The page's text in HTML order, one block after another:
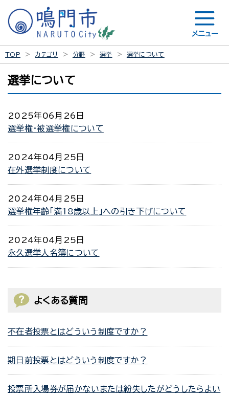
メニュー
TOP カテゴリ 分野 選挙 選挙について
選挙について
2025年06月26日
選挙権・被選挙権について
2024年04月25日
在外選挙制度について
2024年04月25日
選挙権年齢「満18歳以上」への引き下げについて
2024年04月25日
永久選挙人名簿について
よくある質問
不在者投票とはどういう制度ですか？
期日前投票とはどういう制度ですか？
投票所入場券が届かないまたは紛失したがどうしたらよい